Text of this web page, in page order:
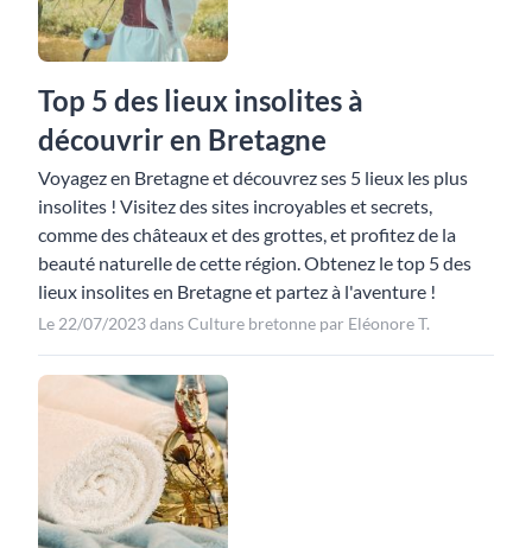
Top 5 des lieux insolites à
découvrir en Bretagne
Voyagez en Bretagne et découvrez ses 5 lieux les plus
insolites ! Visitez des sites incroyables et secrets,
comme des châteaux et des grottes, et profitez de la
beauté naturelle de cette région. Obtenez le top 5 des
lieux insolites en Bretagne et partez à l'aventure !
Le 22/07/2023 dans Culture bretonne par Eléonore T.